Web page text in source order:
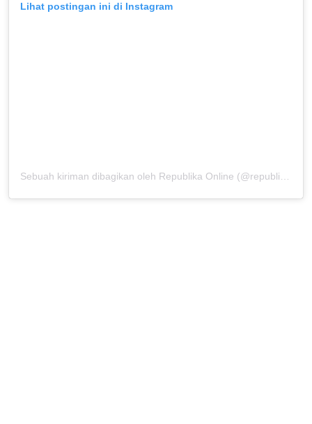
Lihat postingan ini di Instagram
Sebuah kiriman dibagikan oleh Republika Online (@republikaonline)